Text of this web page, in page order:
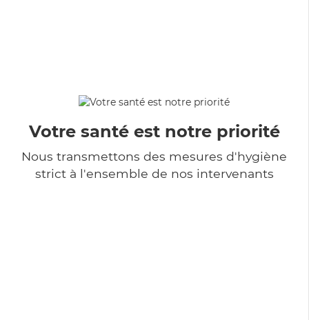
Votre santé est notre priorité
Nous transmettons des mesures d'hygiène
strict à l'ensemble de nos intervenants